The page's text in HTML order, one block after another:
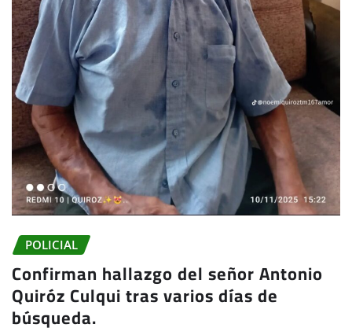
POLICIAL
Confirman hallazgo del señor Antonio
Quiróz Culqui tras varios días de
búsqueda.